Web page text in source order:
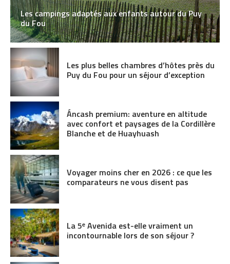
Les campings adaptés aux enfants autour du Puy
du Fou
Les plus belles chambres d’hôtes près du
Puy du Fou pour un séjour d’exception
Áncash premium: aventure en altitude
avec confort et paysages de la Cordillère
Blanche et de Huayhuash
Voyager moins cher en 2026 : ce que les
comparateurs ne vous disent pas
La 5ᵉ Avenida est-elle vraiment un
incontournable lors de son séjour ?